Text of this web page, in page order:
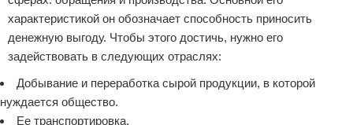
характеристикой он обозначает способность приносить
денежную выгоду. Чтобы этого достичь, нужно его
задействовать в следующих отраслях:
Добывание и переработка сырой продукции, в которой
нуждается общество.
Ее транспортировка.